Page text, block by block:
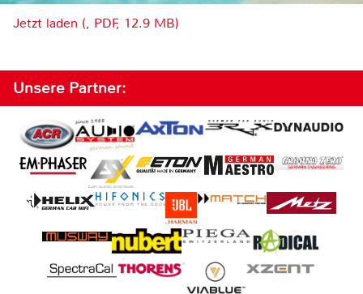
Jetzt laden (, PDF, 12.9 MB)
Unsere Partner: